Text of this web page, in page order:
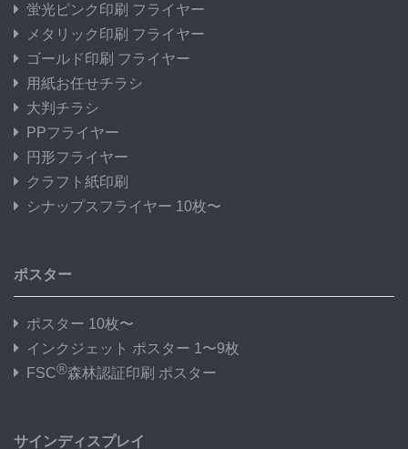
蛍光ピンク印刷 フライヤー
メタリック印刷 フライヤー
ゴールド印刷 フライヤー
用紙お任せチラシ
大判チラシ
PPフライヤー
円形フライヤー
クラフト紙印刷
シナップスフライヤー 10枚〜
ポスター
ポスター 10枚〜
インクジェット ポスター 1〜9枚
FSC®森林認証印刷 ポスター
サインディスプレイ